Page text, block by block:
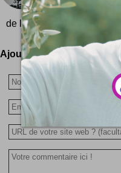
Four Bicycles
de l'artiste Gabriel Orozco
Ajoutez votre avis !